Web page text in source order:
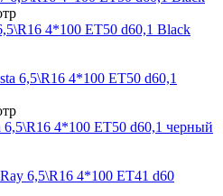
4*100 ET50 d60,1 Black
4*100 ET50 d60,1 черный